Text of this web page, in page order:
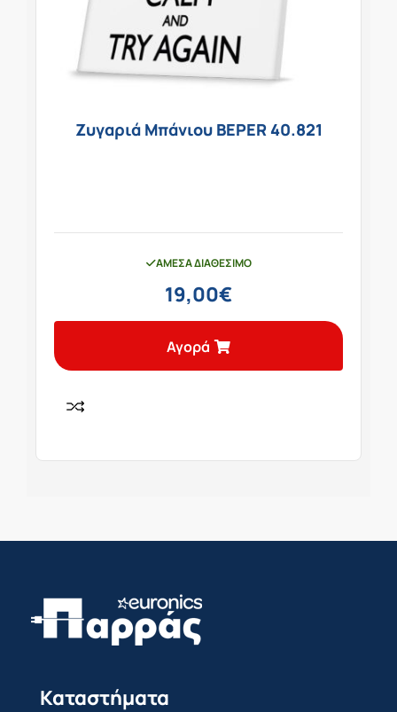
Ζυγαριά Μπάνιου BEPER 40.821
ΆΜΕΣΑ ΔΙΑΘΈΣΙΜΟ
19,00€
Αγορά
Καταστήματα